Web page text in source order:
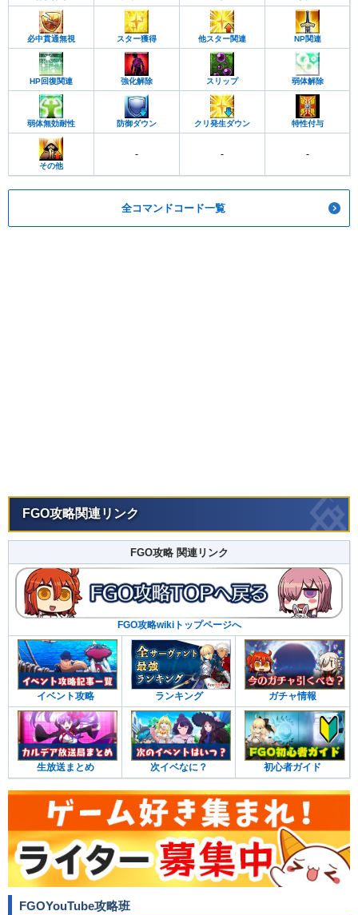
必中貫通無視 スター獲得 他スター関連 NP関連
HP回復関連 強化解除 スリップ 弱体解除
弱体無効耐性 防御ダウン クリ発生ダウン 特性付与
その他
- - -
全コマンドコード一覧
FGO攻略関連リンク
FGO攻略 関連リンク
FGO攻略wikiトップページへ
イベント攻略 ランキング ガチャ情報
生放送まとめ 次イベなに？ 初心者ガイド
FGOYouTube攻略班